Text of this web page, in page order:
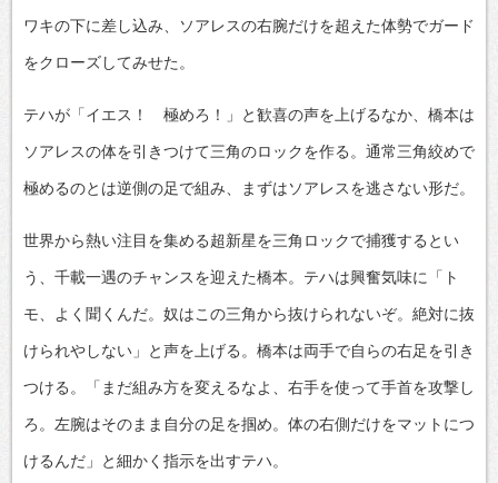
ワキの下に差し込み、ソアレスの右腕だけを超えた体勢でガード
をクローズしてみせた。
テハが「イエス！ 極めろ！」と歓喜の声を上げるなか、橋本は
ソアレスの体を引きつけて三角のロックを作る。通常三角絞めで
極めるのとは逆側の足で組み、まずはソアレスを逃さない形だ。
世界から熱い注目を集める超新星を三角ロックで捕獲するとい
う、千載一遇のチャンスを迎えた橋本。テハは興奮気味に「ト
モ、よく聞くんだ。奴はこの三角から抜けられないぞ。絶対に抜
けられやしない」と声を上げる。橋本は両手で自らの右足を引き
つける。「まだ組み方を変えるなよ、右手を使って手首を攻撃し
ろ。左腕はそのまま自分の足を掴め。体の右側だけをマットにつ
けるんだ」と細かく指示を出すテハ。